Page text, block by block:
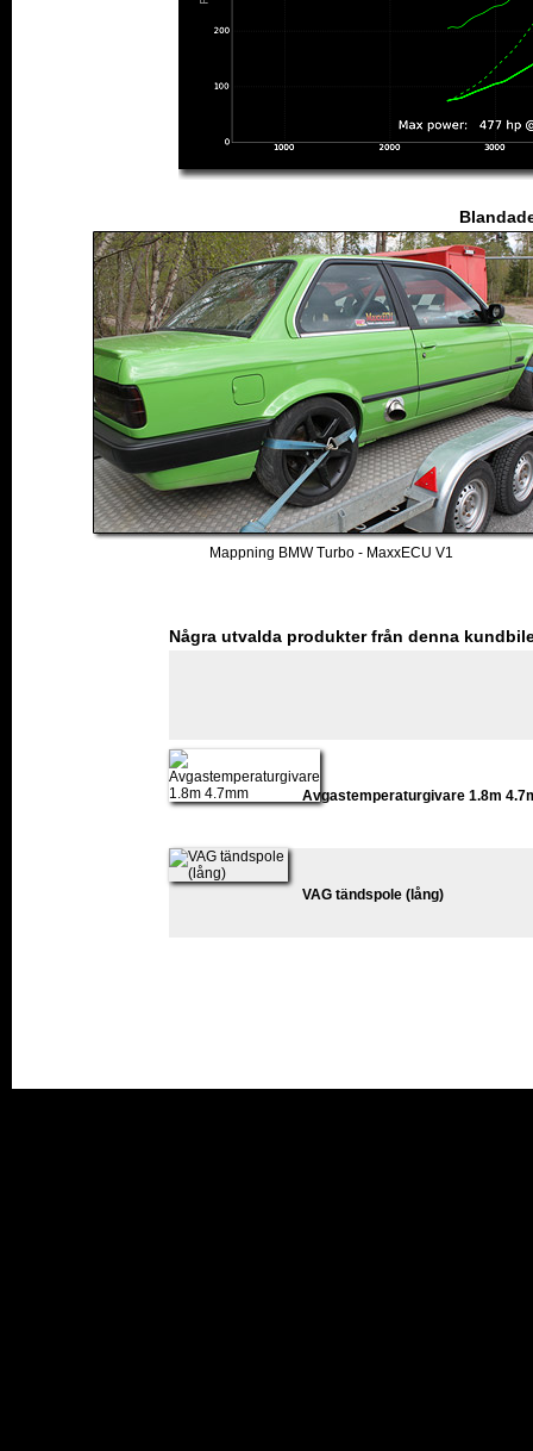
Mappning BMW Turbo - MaxxECU V1
Några utvalda produkter från denna
Avgastemperaturgivare 1.8m
VAG tändspole (lång)